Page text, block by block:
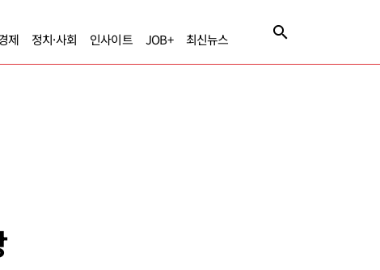
제 정치·사회 인사이트 JOB+ 최신뉴스